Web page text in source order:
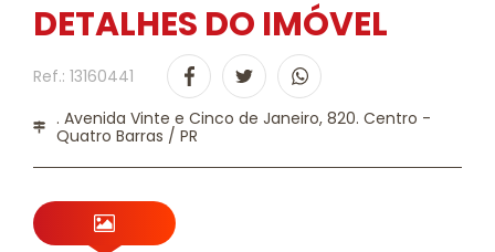
DETALHES DO IMÓVEL
Ref.: 13160441
. Avenida Vinte e Cinco de Janeiro, 820. Centro -
Quatro Barras / PR